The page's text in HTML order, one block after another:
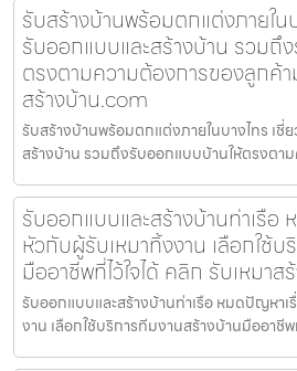
รับสร้างบ้านพร้อมตกแต่งภายใน
รับออกแบบและสร้างบ้าน รวมถึ
ตรงตามความต้องการของลูกค้
สร้างบ้าน.com
รับสร้างบ้านพร้อมตกแต่งภายในบางไทร เ
สร้างบ้าน รวมถึงรับออกแบบบ้านให้ตรงตา
รับออกแบบและสร้างบ้านท่าเรื
หัวกับผู้รับเหมาทิ้งงาน เลือกใช้
มืออาชีพที่ไว้ใจได้ คลิก รับเหมาส
รับออกแบบและสร้างบ้านท่าเรือ หมดปัญหา
งาน เลือกใช้บริการทีมงานสร้างบ้านมืออาชีพ